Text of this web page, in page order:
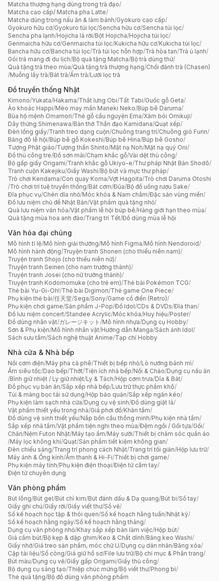
Matcha thượng hạng dùng trong trà đạo/
Matcha cao cấp/ Matcha pha Latte/
Matcha dùng trong nấu ăn & làm bánh/Gyokuro cao cấp/
Gyokuro hữu cơ/Gyokuro túi lọc/Sencha hữu cơ/Sencha túi lọc/
Sencha pha lạnh/Hojicha lá rời/Bột Hojicha/Hojicha túi lọc/
Genmaicha hữu cơ/Genmaicha túi lọc/Kukicha hữu cơ/Kukicha túi lọc/
Bancha hữu cơ/Bancha túi lọc/Trà túi lọc hỗn hợp/Trà hòa tan/Trà ủ lạnh/
Gói trà mang đi du lịch/Bộ quà tặng Matcha/Bộ trà dùng thử/
Quà tặng trà theo mùa/Quà tặng trà thượng hạng/Chổi đánh trà (Chasen)
/Muỗng lấy trà/Bát trà/Ấm trà/Lưới lọc trà
Đồ truyền thống Nhật
Kimono/Yukata/Hakama/Thắt lưng Obi/Tất Tabi/Guốc gỗ Geta/
Áo khoác Happi/Mèo may mắn Maneki Neko/Búp bê Daruma/
Bùa hộ mệnh Omamori/Thẻ gỗ cầu nguyện Ema/Xăm bói Omikuji/
Dây thừng Shimenawa/Bàn thờ Thần đạo Kamidana/Quạt xếp/
Đèn lồng giấy/Tranh treo dạng cuộn/Chuông trang trí/Chuông gió Furin/
Băng đô lễ hội/Búp bê gỗ Kokeshi/Búp bê Hina/Búp bê Gosho/
Tượng Phật giáo/Tượng thần Shinto/Mặt nạ Noh/Mặt nạ quỷ Oni/
Đồ thủ công tre/Đồ sơn mài/Chạm khắc gỗ/Vải dệt thủ công/
Bộ gấp giấy Origami/Tranh khắc gỗ Ukiyo-e/Thư pháp Nhật Bản Shodō/
Tranh cuộn Kakejiku/Giấy Washi/Bộ bút và mực thư pháp/
Trò chơi Kendama/Con quay Koma/Vợt Hagoita/Trò chơi Daruma Otoshi
/Trò chơi trí tuệ truyền thống/Bát cơm/Đũa/Bộ đồ uống rượu Sake/
Đĩa phục vụ/Chén dĩa nhỏ/Móc khóa & Nam châm/Đặc sản vùng miền/
Đồ lưu niệm chủ đề Nhật Bản/Vật phẩm quà tặng nhỏ/
Quà lưu niệm văn hóa/Vật phẩm lễ hội búp bê/Hàng giới hạn theo mùa/
Quà tặng mùa hoa anh đào/Trang trí Tết/Đồ dùng mùa lễ hội
Văn hóa đại chúng
Mô hình tỉ lệ/Mô hình giải thưởng/Mô hình Figma/Mô hình Nendoroid/
Mô hình hành động/Truyện tranh Shonen (cho thiếu niên nam)/
Truyện tranh Shojo (cho thiếu niên nữ)/
Truyện tranh Seinen (cho nam trưởng thành)/
Truyện tranh Josei (cho nữ trưởng thành)/
Truyện tranh Kodomomuke (cho trẻ em)/Thẻ bài Pokémon TCG/
Thẻ bài Yu-Gi-Oh!/Thẻ bài Digimon/Thẻ game One Piece/
Phụ kiện thẻ bài/任天堂/Sega/Sony/Game cổ điển (Retro)/
Phụ kiện chơi game/Sản phẩm J-Pop/Đồ Idol/CDs & DVDs/Đĩa than/
Đồ lưu niệm concert/Standee Acrylic/Móc khóa/Huy hiệu/Poster/
Đồ dùng nhân vật/ガレージキット /Mô hình nhựa/Dụng cụ Hobby/
Sơn & Phụ kiện/Mô hình nhân vật/Hướng dẫn Manga/Sách ảnh Idol/
Sách sưu tầm/Sách nghệ thuật Anime/Tạp chí Hobby
Nhà cửa & Nhà bếp
Nồi cơm điện/Máy pha cà phê/Thiết bị bếp nhỏ/Lò nướng bánh mì/
Ấm siêu tốc/Dao bếp/Thớt/Tiện ích nhà bếp/Nồi & Chảo/Dụng cụ nấu ăn
/Bình giữ nhiệt / Ly giữ nhiệt/Ly & Tách/Hộp cơm trưa/Dĩa & Bát/
Đồ phục vụ bàn ăn/Sắp xếp nhà bếp/Lưu trữ thực phẩm khô/
Túi & màng bọc tái sử dụng/Hộp bảo quản/Sắp xếp ngăn kéo/
Phụ kiện làm sạch nhà cửa/Dụng cụ vệ sinh/Đồ dùng giặt là/
Vật phẩm thiết yếu trong nhà/Giá phơi đồ/Khăn tắm/
Đồ dùng vệ sinh thiết yếu/Nắp bồn cầu thông minh/Phụ kiện nhà tắm/
Sắp xếp nhà tắm/Vật phẩm tiện nghi theo mùa/Đệm ngồi / Gối tựa/Gối/
Chăn/Nệm Futon Nhật/Máy tạo ẩm/Máy sưởi/Thiết bị chăm sóc quần áo
/Máy lọc không khí/Quạt/Sản phẩm tiết kiệm không gian/
Đèn chiếu sáng/Trang trí phong cách Nhật/Trang trí tối giản/Hộp lưu trữ/
Máy ảnh & Ống kính/Âm thanh & Hi-Fi/Thiết bị chơi game/
Phụ kiện máy tính/Phụ kiện điện thoại/Điện tử cầm tay/
Điện tử chuyên dụng
Văn phòng phẩm
Bút lông/Bút gel/Bút chì kim/Bút đánh dấu & Dạ quang/Bút bi/Sổ tay/
Giấy ghi chú/Giấy rời/Giấy viết thư/Sổ vẽ/
Sổ kế hoạch học tập & thói quen/Sổ kế hoạch hằng tuần/Nhật ký/
Sổ kế hoạch hằng ngày/Sổ kế hoạch hằng tháng/
Dụng cụ văn phòng nhỏ/Khay sắp xếp bàn làm việc/Hộp bút/
Giá cắm bút/Bộ kẹp & dập ghim/Keo & Chất dính/Băng keo Washi/
Giấy nhớ/Giá treo sản phẩm, móc chữ U/Dụng cụ dán nhãn/Băng xóa/
Cặp tài liệu/Sổ còng/Giá giữ hồ sơ/File lưu trữ/Bộ chỉ mục & Phân trang/
Bút màu/Dụng cụ vẽ/Giấy gấp Origami/Giấy thủ công/
Bộ dụng cụ sáng tạo/Thiệp chúc mừng/Bộ viết thư/Phong bì/
Thẻ quà tặng/Bộ đồ dùng văn phòng phẩm